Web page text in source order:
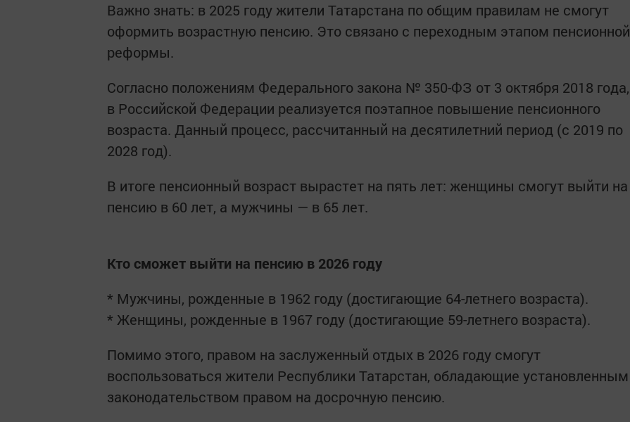
Важно знать: в 2025 году жители Татарстана по общим правилам не смогут
оформить возрастную пенсию. Это связано с переходным этапом пенсионной
реформы.
Согласно положениям Федерального закона № 350-ФЗ от 3 октября 2018 года,
в Российской Федерации реализуется поэтапное повышение пенсионного
возраста. Данный процесс, рассчитанный на десятилетний период (с 2019 по
2028 год).
В итоге пенсионный возраст вырастет на пять лет: женщины смогут выйти на
пенсию в 60 лет, а мужчины — в 65 лет.
Кто сможет выйти на пенсию в 2026 году
* Мужчины, рожденные в 1962 году (достигающие 64-летнего возраста).
* Женщины, рожденные в 1967 году (достигающие 59-летнего возраста).
Помимо этого, правом на заслуженный отдых в 2026 году смогут
воспользоваться жители Республики Татарстан, обладающие установленным
законодательством правом на досрочную пенсию.